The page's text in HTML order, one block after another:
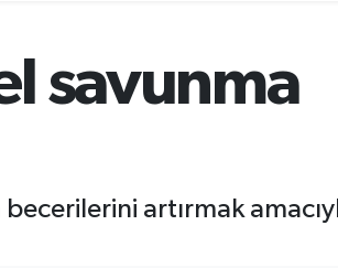
savunma
artırmak